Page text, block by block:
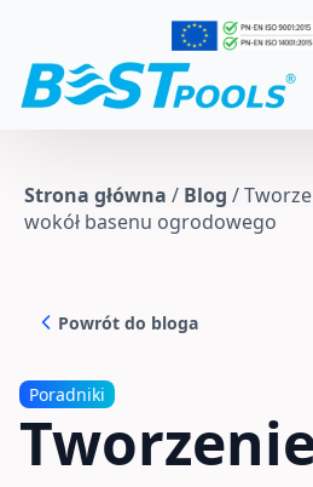
Strona główna / Blog /
wokół basenu ogrodowego
Powrót do bloga
Poradniki